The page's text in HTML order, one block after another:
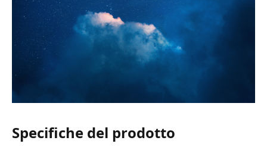
Specifiche del prodotto